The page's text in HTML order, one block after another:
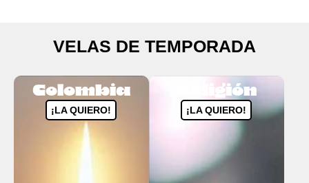
VELAS DE TEMPORADA
Colombia
¡LA QUIERO!
Religión
¡LA QUIERO!